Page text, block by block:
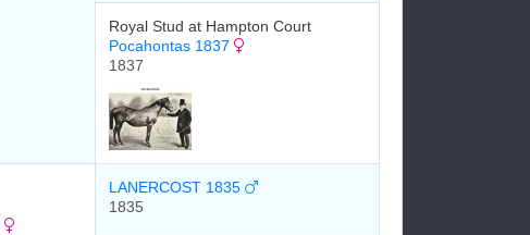
Royal Stud at Hampton Court
Pocahontas 1837
1837
LANERCOST 1835
1835